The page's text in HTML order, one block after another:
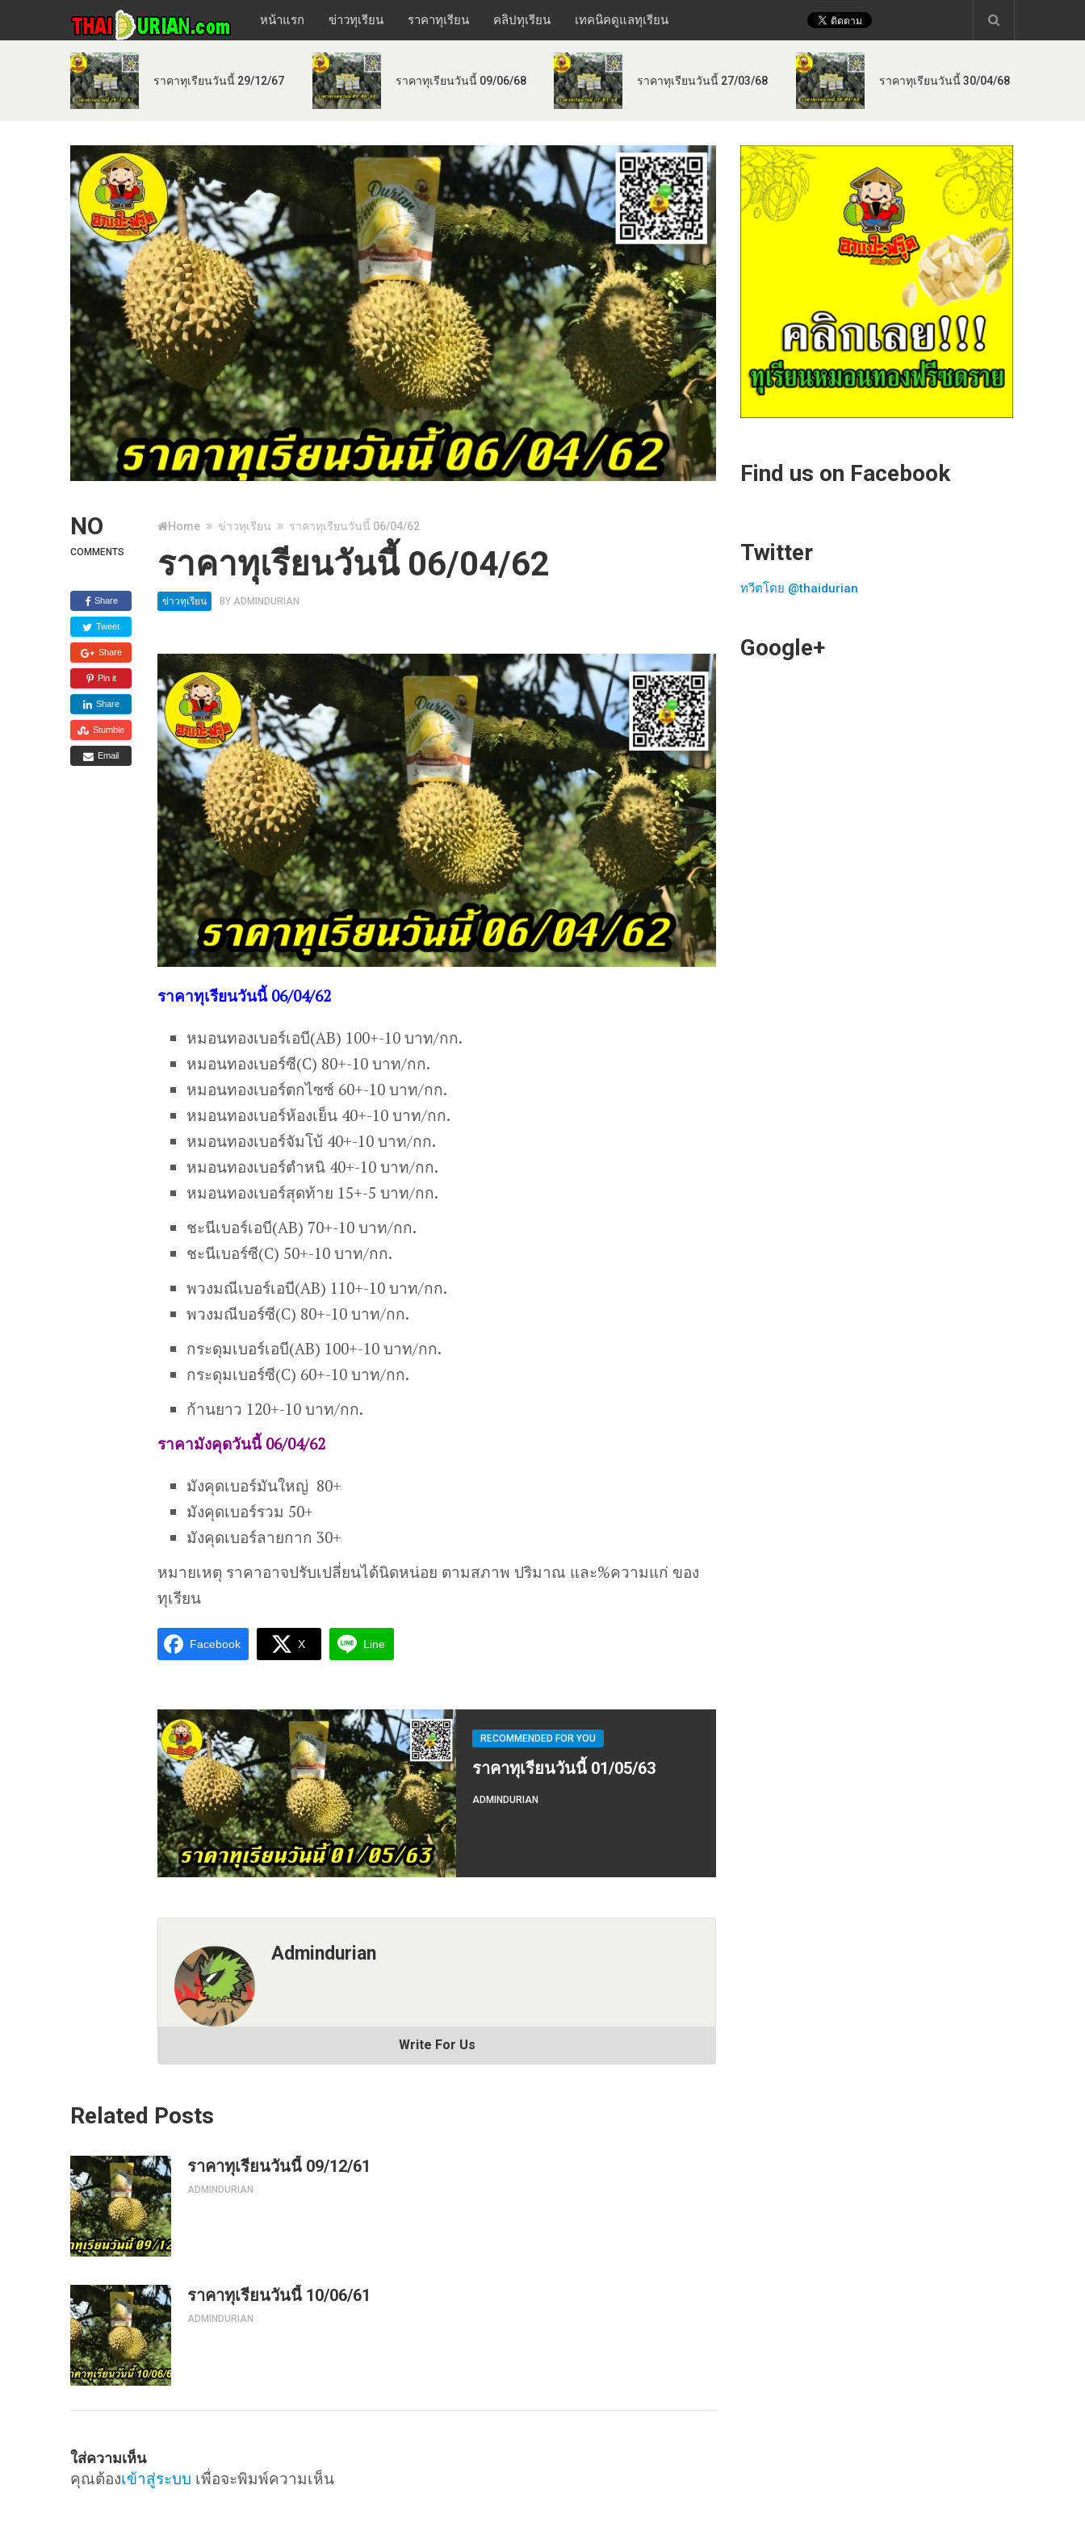
หน้าแรก ข่าวทุเรียน ราคาทุเรียน คลิปทุเรียน เทคนิคดูแลทุเรียน
ราคาทุเรียนวันนี้ 29/12/67 ราคาทุเรียนวันนี้ 09/06/68 ราคาทุเรียนวันนี้ 27/03/68 ราคาทุเรียนวันนี้ 30/04/68
NO
COMMENTS
Share
Tweet
Share
Pin it
Share
Stumble
Email
Home ข่าวทุเรียน ราคาทุเรียนวันนี้ 06/04/62
ราคาทุเรียนวันนี้ 06/04/62
ข่าวทุเรียน BY ADMINDURIAN
ราคาทุเรียนวันนี้ 06/04/62
หมอนทองเบอร์เอบี(AB) 100+-10 บาท/กก.
หมอนทองเบอร์ซี(C) 80+-10 บาท/กก.
หมอนทองเบอร์ตกไซซ์ 60+-10 บาท/กก.
หมอนทองเบอร์ห้องเย็น 40+-10 บาท/กก.
หมอนทองเบอร์จัมโบ้ 40+-10 บาท/กก.
หมอนทองเบอร์ตำหนิ 40+-10 บาท/กก.
หมอนทองเบอร์สุดท้าย 15+-5 บาท/กก.
ชะนีเบอร์เอบี(AB) 70+-10 บาท/กก.
ชะนีเบอร์ซี(C) 50+-10 บาท/กก.
พวงมณีเบอร์เอบี(AB) 110+-10 บาท/กก.
พวงมณีบอร์ซี(C) 80+-10 บาท/กก.
กระดุมเบอร์เอบี(AB) 100+-10 บาท/กก.
กระดุมเบอร์ซี(C) 60+-10 บาท/กก.
ก้านยาว 120+-10 บาท/กก.
ราคามังคุดวันนี้ 06/04/62
มังคุดเบอร์มันใหญ่ 80+
มังคุดเบอร์รวม 50+
มังคุดเบอร์ลายกาก 30+
หมายเหตุ ราคาอาจปรับเปลี่ยนได้นิดหน่อย ตามสภาพ ปริมาณ และ%ความแก่ ของ
ทุเรียน
Facebook X Line
RECOMMENDED FOR YOU
ราคาทุเรียนวันนี้ 01/05/63
ADMINDURIAN
Admindurian
Write For Us
Related Posts
ราคาทุเรียนวันนี้ 09/12/61
ADMINDURIAN
ราคาทุเรียนวันนี้ 10/06/61
ADMINDURIAN
ใส่ความเห็น
คุณต้องเข้าสู่ระบบ เพื่อจะพิมพ์ความเห็น
Find us on Facebook
Twitter
ทวีตโดย @thaidurian
Google+